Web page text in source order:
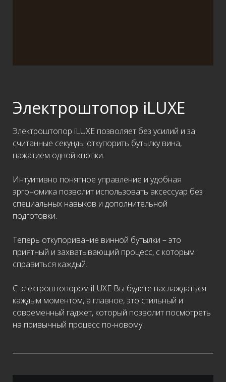
Электроштопор iLUXE
Электроштопор iLUXE позволяет без усилий и за
считанные секунды откупорить бутылку вина,
нажатием одной кнопки.
Интуитивно понятное управление и удобная
эргономика позволит использовать аксессуар без
специальных навыков и дополнительной
подготовки.
Теперь откупоривание винной бутылки – это
приятный и захватывающий процесс, с которым
справиться каждый.
С электроштопором iLUXE Вы будете наслаждаться
каждым моментом, а главное, это стильный и
современный гаджет, который позволит посмотреть
на привычный процесс по-новому.